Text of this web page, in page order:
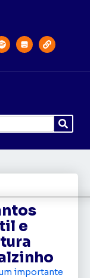
e
importante